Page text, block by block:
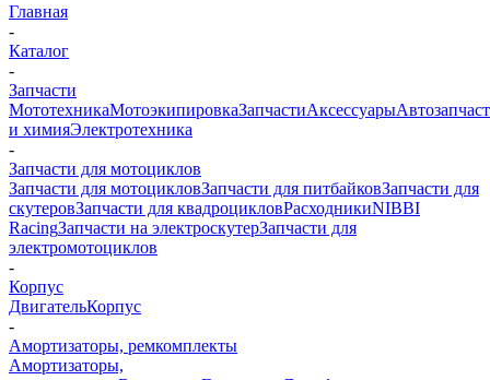
Главная
-
Каталог
-
Запчасти
МототехникаМотоэкипировкаЗапчастиАксессуары
и химияЭлектротехника
-
Запчасти для мотоциклов
Запчасти для мотоцикловЗапчасти для питбайковЗапчасти для
скутеровЗапчасти для квадроцикловРасходникиNIBBI
RacingЗапчасти на электроскутерЗапчасти для
электромотоциклов
-
Корпус
ДвигательКорпус
-
Амортизаторы, ремкомплекты
Амортизаторы,